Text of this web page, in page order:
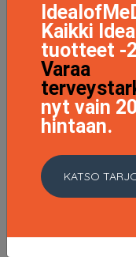
Daily
Kaikki
tuotteet -
Varaa
nyt vain
hintaan.
KATSO